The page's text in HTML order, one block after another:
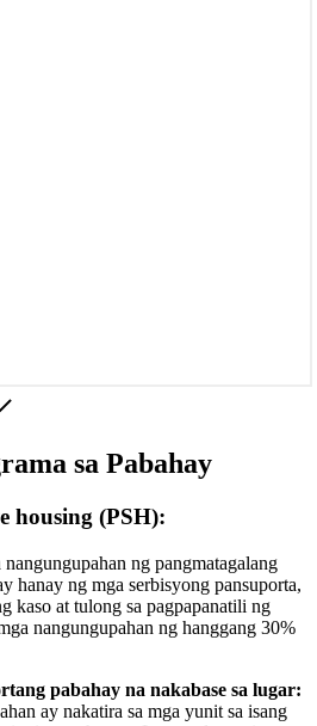
sa Pabahay
housing (PSH):
ng pangmatagalang
hanay ng mga serbisyong pansuporta,
kaso at tulong sa pagpapanatili ng
nangungupahan ng hanggang 30%
pabahay na nakabase sa lugar:
ay nakatira sa mga yunit sa isang